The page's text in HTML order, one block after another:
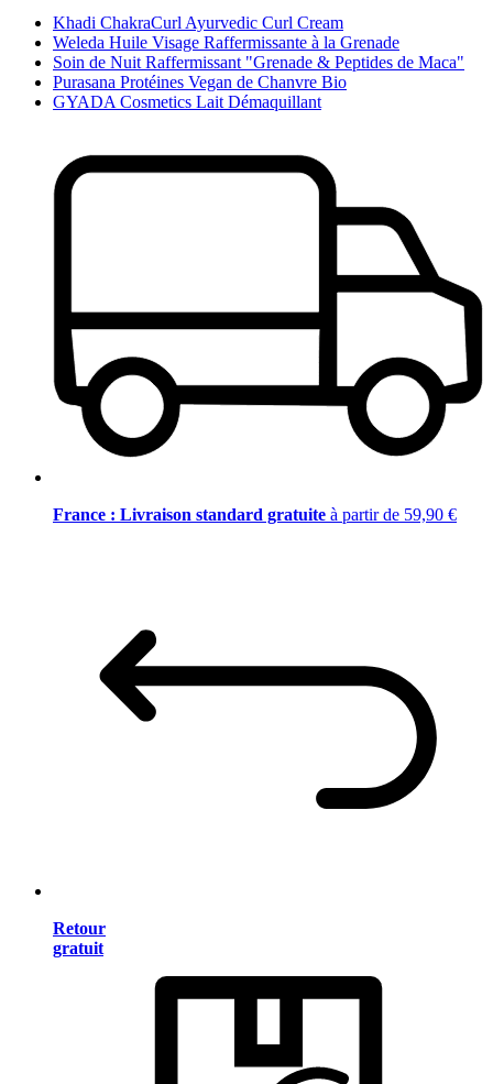
Khadi ChakraCurl Ayurvedic Curl Cream
Weleda Huile Visage Raffermissante à la Grenade
Soin de Nuit Raffermissant "Grenade & Peptides de Maca"
Purasana Protéines Vegan de Chanvre Bio
GYADA Cosmetics Lait Démaquillant
France : Livraison standard gratuite à partir de 59,90 €
Retour
gratuit